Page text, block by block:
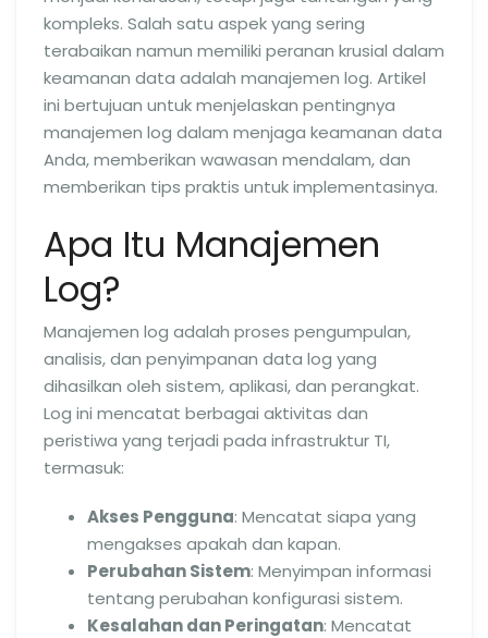
kompleks. Salah satu aspek yang sering
terabaikan namun memiliki peranan krusial dalam
keamanan data adalah manajemen log. Artikel
ini bertujuan untuk menjelaskan pentingnya
manajemen log dalam menjaga keamanan data
Anda, memberikan wawasan mendalam, dan
memberikan tips praktis untuk implementasinya.
Apa Itu Manajemen
Log?
Manajemen log adalah proses pengumpulan,
analisis, dan penyimpanan data log yang
dihasilkan oleh sistem, aplikasi, dan perangkat.
Log ini mencatat berbagai aktivitas dan
peristiwa yang terjadi pada infrastruktur TI,
termasuk:
Akses Pengguna: Mencatat siapa yang
mengakses apakah dan kapan.
Perubahan Sistem: Menyimpan informasi
tentang perubahan konfigurasi sistem.
Kesalahan dan Peringatan: Mencatat